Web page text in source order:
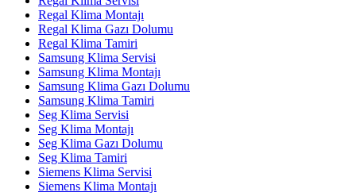
Regal Klima Montajı
Regal Klima Gazı Dolumu
Regal Klima Tamiri
Samsung Klima Servisi
Samsung Klima Montajı
Samsung Klima Gazı Dolumu
Samsung Klima Tamiri
Seg Klima Servisi
Seg Klima Montajı
Seg Klima Gazı Dolumu
Seg Klima Tamiri
Siemens Klima Servisi
Siemens Klima Montajı